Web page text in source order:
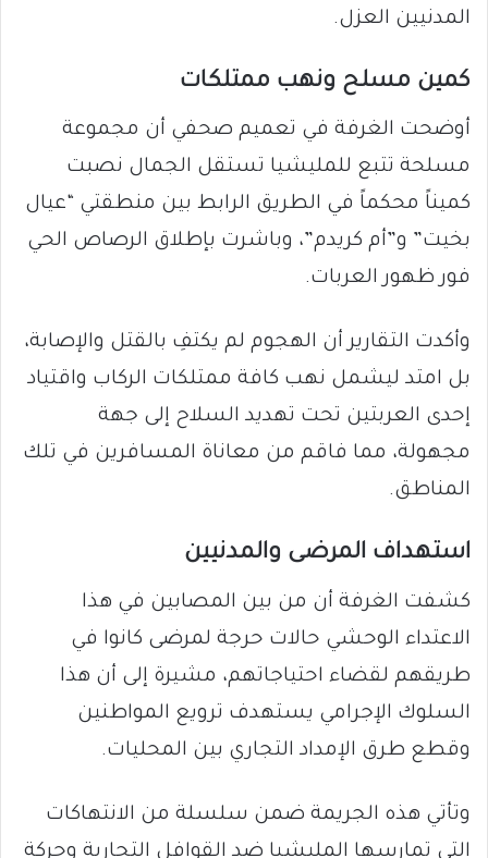
المدنيين العزل.
​كمين مسلح ونهب ممتلكات
​أوضحت الغرفة في تعميم صحفي أن مجموعة
مسلحة تتبع للمليشيا تستقل الجمال نصبت
كميناً محكماً في الطريق الرابط بين منطقتي “عيال
بخيت” و”أم كريدم”، وباشرت بإطلاق الرصاص الحي
فور ظهور العربات.
وأكدت التقارير أن الهجوم لم يكتفِ بالقتل والإصابة،
بل امتد ليشمل نهب كافة ممتلكات الركاب واقتياد
إحدى العربتين تحت تهديد السلاح إلى جهة
مجهولة، مما فاقم من معاناة المسافرين في تلك
المناطق.
​استهداف المرضى والمدنيين
​كشفت الغرفة أن من بين المصابين في هذا
الاعتداء الوحشي حالات حرجة لمرضى كانوا في
طريقهم لقضاء احتياجاتهم، مشيرة إلى أن هذا
السلوك الإجرامي يستهدف ترويع المواطنين
وقطع طرق الإمداد التجاري بين المحليات.
وتأتي هذه الجريمة ضمن سلسلة من الانتهاكات
التي تمارسها المليشيا ضد القوافل التجارية وحركة